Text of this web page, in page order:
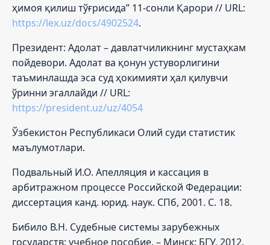
ҳимоя қилиш тўғрисида” 11-сонли Қарори // URL:
https://lex.uz/docs/4902524.
Президент: Адолат – давлатчиликнинг мустаҳкам
пойдевори. Адолат ва қонун устуворлигини
таъминлашда эса суд ҳокимияти ҳал қилувчи
ўринни эгаллайди // URL:
https://president.uz/uz/4054
Ўзбекистон Республикаси Олий суди статистик
маълумотлари.
Подвальный И.О. Апелляция и кассация в
арбитражном процессе Российской Федерации:
диссертация канд. юрид. наук. СПб, 2001. С. 18.
Бибило В.Н. Судебные системы зарубежных
государств: учебное пособие. – Минск: БГУ, 2012.